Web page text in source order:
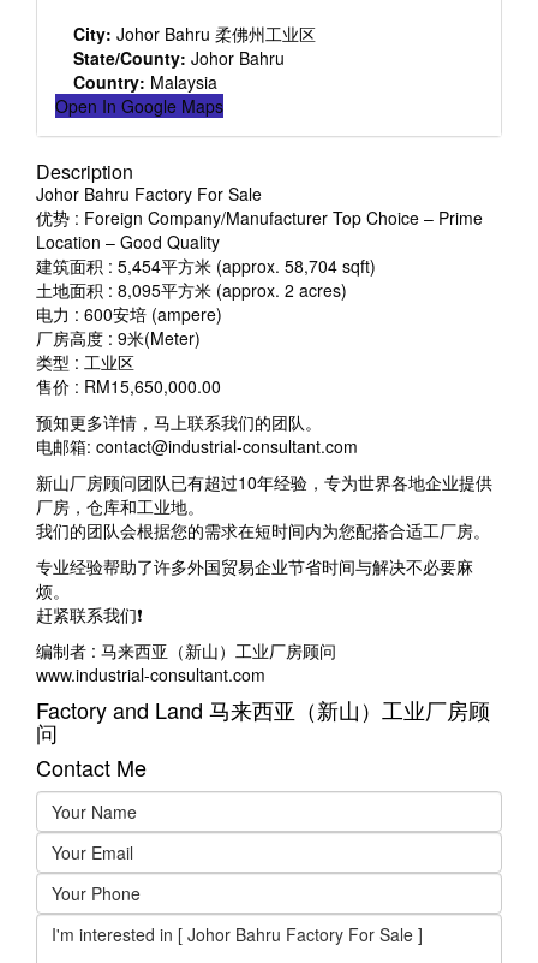
City: Johor Bahru 柔佛州工业区
State/County: Johor Bahru
Country: Malaysia
Open In Google Maps
Description
Johor Bahru Factory For Sale
优势 : Foreign Company/Manufacturer Top Choice – Prime
Location – Good Quality
建筑面积 : 5,454平方米 (approx. 58,704 sqft)
土地面积 : 8,095平方米 (approx. 2 acres)
电力 : 600安培 (ampere)
厂房高度 : 9米(Meter)
类型 : 工业区
​售价 : RM15,650,000.00
预知更多详情，马上联系我们的团队。
电邮箱: contact@industrial-consultant.com
新山厂房顾问团队已有超过10年经验，专为世界各地企业提供
厂房，仓库和工业地。
我们的团队会根据您的需求在短时间内为您配搭合适工厂房。
专业经验帮助了许多外国贸易企业节省时间与解决不必要麻
烦。
赶紧联系我们❗
编制者 : 马来西亚（新山）工业厂房顾问
www.industrial-consultant.com
Factory and Land 马来西亚（新山）工业厂房顾
问
Contact Me